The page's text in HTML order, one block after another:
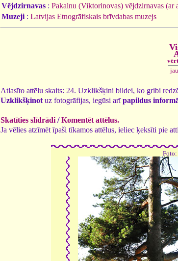
Vējdzirnavas : Pakalnu (Viktorinovas) vējdzirnavas (ar
Muzeji : Latvijas Etnogrāfiskais brīvdabas muzejs
Atlasīto attēlu skaits: 24. Uzklikšķini bildei, ko gribi
Uzklikšķinot uz fotogrāfijas, iegūsi arīpapildus
Skatīties slīdrādi /Komentēt attēlus.
Ja vēlies atzīmēt īpaši tīkamos attēlus, ieliec ķeksīti pie
Foto: